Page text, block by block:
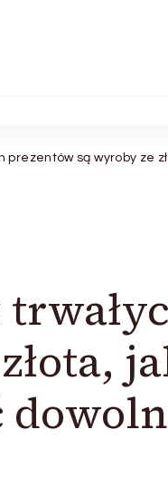
prezentów są wyroby ze